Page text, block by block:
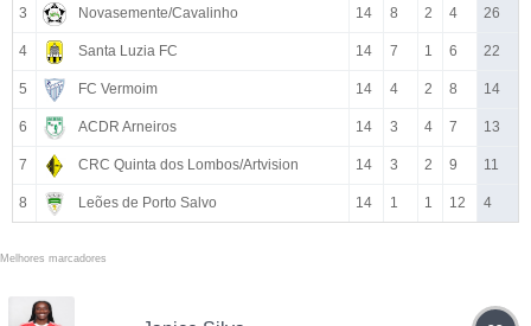
3 Novasemente/Cavalinho 14 8 2 4 26
4 Santa Luzia FC 14 7 1 6 22
5 FC Vermoim 14 4 2 8 14
6 ACDR Arneiros 14 3 4 7 13
7 CRC Quinta dos Lombos/Artvision 14 3 2 9 11
8 Leões de Porto Salvo 14 1 1 12 4
Melhores marcadores